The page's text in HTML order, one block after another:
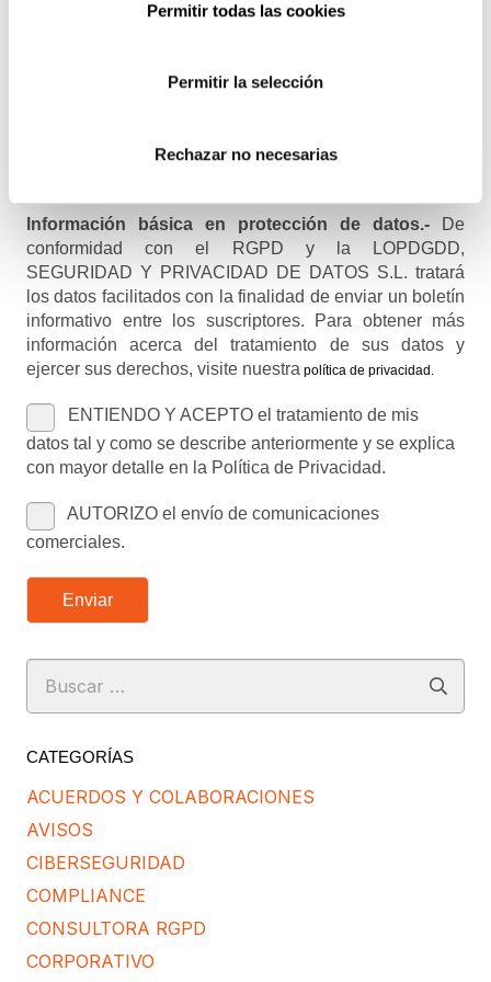
Permitir todas las cookies
Permitir la selección
Rechazar no necesarias
Recibirás un correo para confirmar la suscripción
Información básica en protección de datos.- De
conformidad con el RGPD y la LOPDGDD,
SEGURIDAD Y PRIVACIDAD DE DATOS S.L. tratará
los datos facilitados con la finalidad de enviar un boletín
informativo entre los suscriptores. Para obtener más
información acerca del tratamiento de sus datos y
ejercer sus derechos, visite nuestra política de privacidad .
ENTIENDO Y ACEPTO el tratamiento de mis
datos tal y como se describe anteriormente y se explica
con mayor detalle en la Política de Privacidad.
AUTORIZO el envío de comunicaciones
comerciales.
Enviar
Buscar:
CATEGORÍAS
ACUERDOS Y COLABORACIONES
AVISOS
CIBERSEGURIDAD
COMPLIANCE
CONSULTORA RGPD
CORPORATIVO